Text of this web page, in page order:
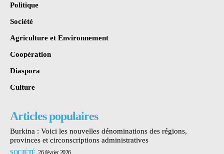
Politique
Société
Agriculture et Environnement
Coopération
Diaspora
Culture
Articles populaires
Burkina : Voici les nouvelles dénominations des régions,
provinces et circonscriptions administratives
SOCIÉTÉ 26 février 2026